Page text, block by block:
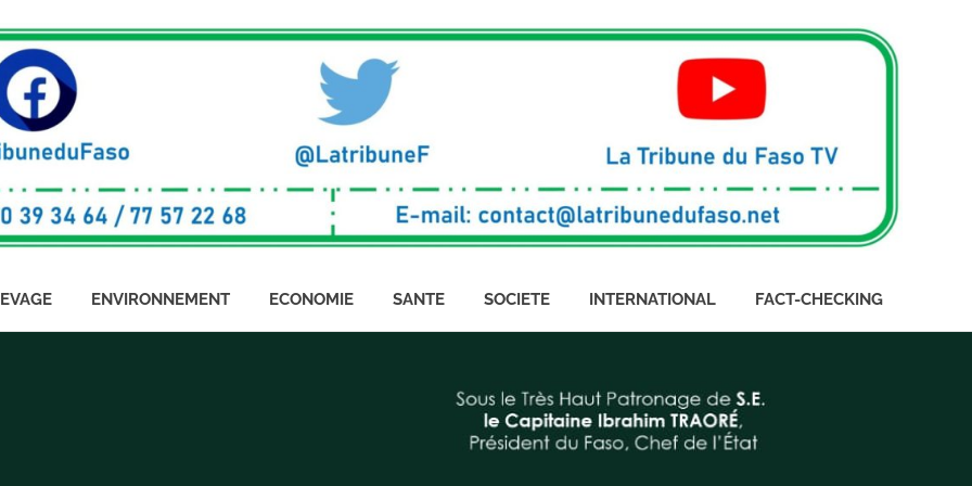
ENVIRONNEMENT ECONOMIE SANTE SOCIETE INTERNATIONAL FACT-CHECKING